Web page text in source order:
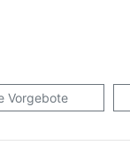
Vorgebote